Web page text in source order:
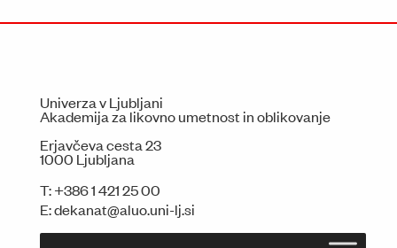
Univerza v Ljubljani
Akademija za likovno umetnost in oblikovanje
Erjavčeva cesta 23
1000 Ljubljana
T:+386 1 421 25 00
E:dekanat@aluo.uni-lj.si